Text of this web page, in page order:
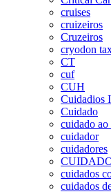
cruises
cruizeiros
Cruzeiros
cryodon
CT
cuf
CUH
Cuidadios
Cuidado
cuidado ao
cuidador
cuidadores
cuidados
cuidados